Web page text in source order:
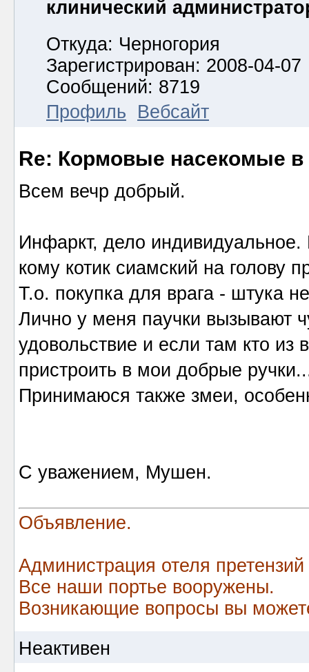
клинический
Откуда: Черногория
Зарегистрирован: 2008-04-07
Сообщений: 8719
Профиль
Вебсайт
Re: Кормовые насекомые в
Всем вечр добрый.
Инфаркт, дело индивидуальное.
кому котик сиамский на голову
Т.о. покупка для врага - штука
Лично у меня паучки вызывают
удовольствие и если там кто
пристроить в мои добрые
Принимаюся также змеи,
С уважением, Мушен.
Объявление.
Администрация отеля
Все наши портье вооружены.
Возникающие вопросы вы
Неактивен